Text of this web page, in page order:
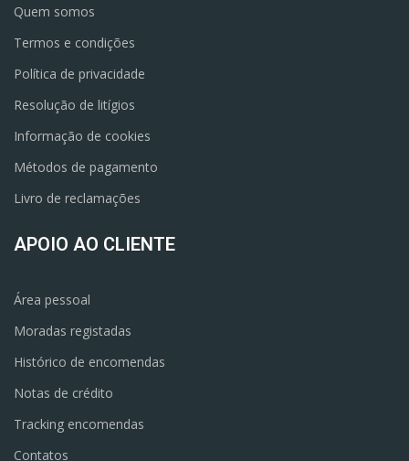
Quem somos
Termos e condições
Política de privacidade
Resolução de litígios
Informação de cookies
Métodos de pagamento
Livro de reclamações
APOIO AO CLIENTE
Área pessoal
Moradas registadas
Histórico de encomendas
Notas de crédito
Tracking encomendas
Contatos